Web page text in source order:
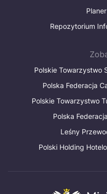
Repozytorium
Polskie Towarzystwo
Polska Federacja
Polskie Towarzystwo
Polska
Leśny
Polski Holding